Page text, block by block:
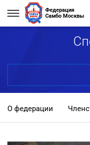
Федерация
Самбо Москвы
О федерации